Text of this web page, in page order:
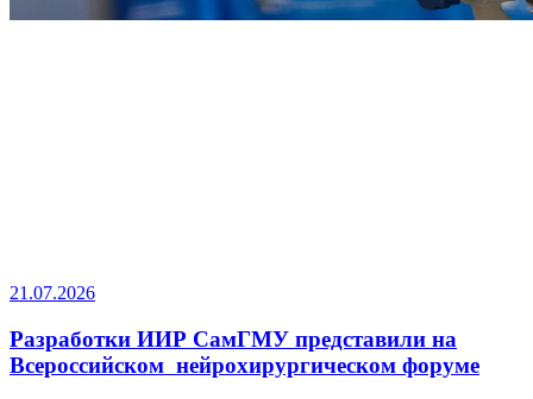
21.07.2026
Разработки ИИР СамГМУ представили на
Всероссийском нейрохирургическом форуме